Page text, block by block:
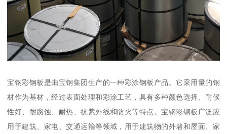
宝钢彩钢板是由宝钢集团生产的一种彩涂钢板产品。它采用量的钢
材作为基材，经过表面处理和彩涂工艺，具有多种颜色选择、耐候
性好、耐腐蚀、耐热、抗紫外线和防火等特点。宝钢彩钢板广泛应
用于建筑、家电、交通运输等领域，用于建筑物的外墙和屋面、家